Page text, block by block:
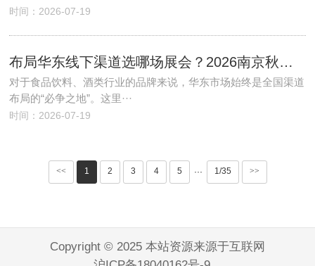
时间：2026-07-19
布局华东线下渠道选哪场展会？2026南京秋糖报名通道已开放
对于食品饮料、酒类行业的品牌来说，华东市场始终是全国渠道
布局的“必争之地”。这里···
时间：2026-07-19
<< 1 2 3 4 5 ··· 1/35 >>
Copyright © 2025 本站资源来源于互联网